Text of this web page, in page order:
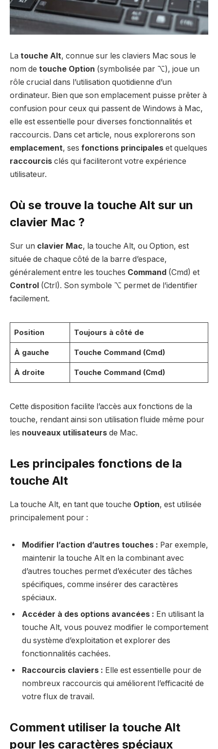
La touche Alt, connue sur les claviers Mac sous le
nom de touche Option (symbolisée par ⌥), joue un
rôle crucial dans l’utilisation quotidienne d’un
ordinateur. Bien que son emplacement puisse prêter à
confusion pour ceux qui passent de Windows à Mac,
elle est essentielle pour diverses fonctionnalités et
raccourcis. Dans cet article, nous explorerons son
emplacement, ses fonctions principales et quelques
raccourcis clés qui faciliteront votre expérience
utilisateur.
Où se trouve la touche Alt sur un
clavier Mac ?
Sur un clavier Mac, la touche Alt, ou Option, est
située de chaque côté de la barre d’espace,
généralement entre les touches Command (Cmd) et
Control (Ctrl). Son symbole ⌥ permet de l’identifier
facilement.
Position Toujours à côté de
À gauche Touche Command (Cmd)
À droite Touche Command (Cmd)
Cette disposition facilite l’accès aux fonctions de la
touche, rendant ainsi son utilisation fluide même pour
les nouveaux utilisateurs de Mac.
Les principales fonctions de la
touche Alt
La touche Alt, en tant que touche Option, est utilisée
principalement pour :
Modifier l’action d’autres touches : Par exemple,
maintenir la touche Alt en la combinant avec
d’autres touches permet d’exécuter des tâches
spécifiques, comme insérer des caractères
spéciaux.
Accéder à des options avancées : En utilisant la
touche Alt, vous pouvez modifier le comportement
du système d’exploitation et explorer des
fonctionnalités cachées.
Raccourcis claviers : Elle est essentielle pour de
nombreux raccourcis qui améliorent l’efficacité de
votre flux de travail.
Comment utiliser la touche Alt
pour les caractères spéciaux